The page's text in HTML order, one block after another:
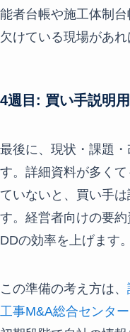
能者台帳や施工体制台
欠けている現場があれ
4週目: 買い手説明
最後に、現状・課題
す。詳細資料が多く
ていないと、買い手
す。経営者向けの要
DDの効率を上げます。
この準備の考え方は、
工事M&A総合センタ